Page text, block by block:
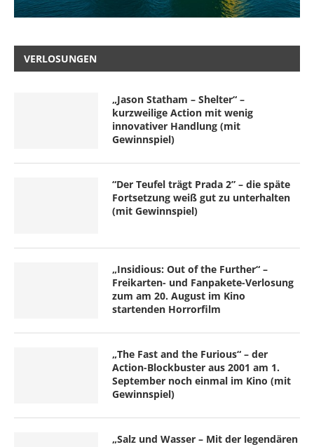
VERLOSUNGEN
„Jason Statham – Shelter“ –
kurzweilige Action mit wenig
innovativer Handlung (mit
Gewinnspiel)
“Der Teufel trägt Prada 2” – die späte
Fortsetzung weiß gut zu unterhalten
(mit Gewinnspiel)
„Insidious: Out of the Further“ –
Freikarten- und Fanpakete-Verlosung
zum am 20. August im Kino
startenden Horrorfilm
„The Fast and the Furious“ – der
Action-Blockbuster aus 2001 am 1.
September noch einmal im Kino (mit
Gewinnspiel)
„Salz und Wasser – Mit der legendären